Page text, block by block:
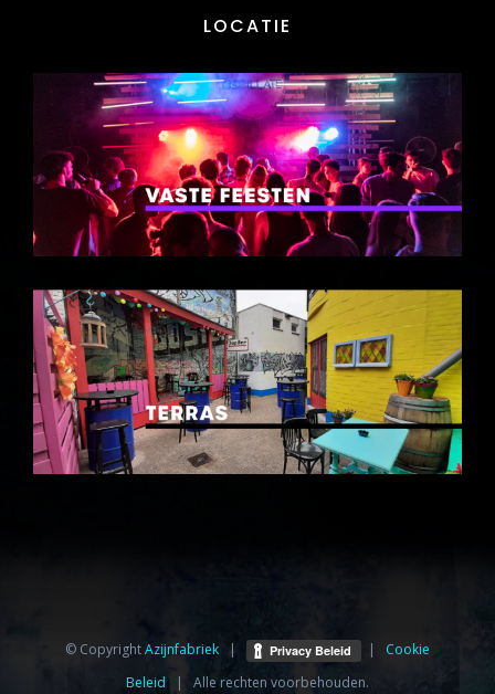
LOCATIE
© CopyrightAzijnfabriek⁩ | | Cookie
Beleid | Alle rechten voorbehouden.